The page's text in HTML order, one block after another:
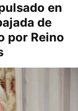
en
de
por Reino